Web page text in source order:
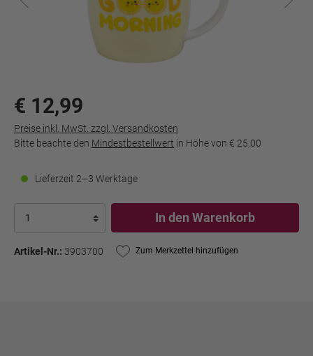
€ 12,99
Preise inkl. MwSt. zzgl. Versandkosten
Bitte beachte den Mindestbestellwert in Höhe von € 25,00
Lieferzeit 2–3 Werktage
In den Warenkorb
Artikel-Nr.: 3903700 Zum Merkzettel hinzufügen